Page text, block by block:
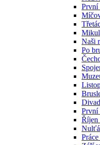
První
Naši
Po
První
Říjen